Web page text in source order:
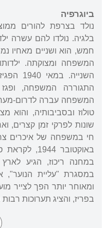
ביוגרפיה
נולד בצרפת להורים
בלגיה. נולדו להם עשרה
חמש, הוא ושניים מאחיו
המשפחה ומצוקתה.
התגוררה המשפחה,
המשפחה עברה לדרום-
טולוז ובסביבותיה,
שונות לפרקי זמן קצרים,
חי במשפחה של איכרים
באוקטובר
במחנה ריכוז, הגיע
במסגרת "עליית הנוער",
ומאוחר יותר הפך לצייר
בפריז, והציג תערוכות